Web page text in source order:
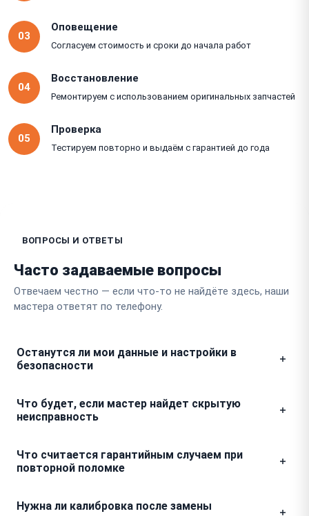
03
Оповещение
Согласуем стоимость и сроки до начала работ
04
Восстановление
Ремонтируем с использованием оригинальных запчастей
05
Проверка
Тестируем повторно и выдаём с гарантией до года
ВОПРОСЫ И ОТВЕТЫ
Часто задаваемые вопросы
Отвечаем честно — если что-то не найдёте здесь, наши
мастера ответят по телефону.
Останутся ли мои данные и настройки в
безопасности
ремонте вашего дрона файлы, сохраненные
маршруты полетов и учетные данные остаются
аппаратной частью и не имеем доступа к закрытым
программным разделам.
Что будет, если мастер найдет скрытую
неисправность
без вашего ведома. Если в процессе разборки
обнаружится еще одна поломка, менеджер
видео дефекта и согласует итоговую стоимость до
Что считается гарантийным случаем при
повторной поломке
установленной деталью или качеством пайки.
Нужна ли калибровка после замены